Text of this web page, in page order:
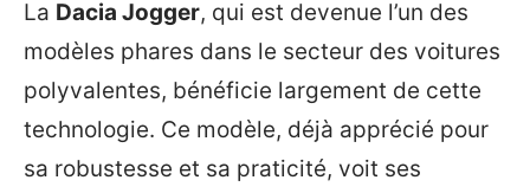
La Dacia Jogger, qui est devenue l’un des
modèles phares dans le secteur des voitures
polyvalentes, bénéficie largement de cette
technologie. Ce modèle, déjà apprécié pour
sa robustesse et sa praticité, voit ses